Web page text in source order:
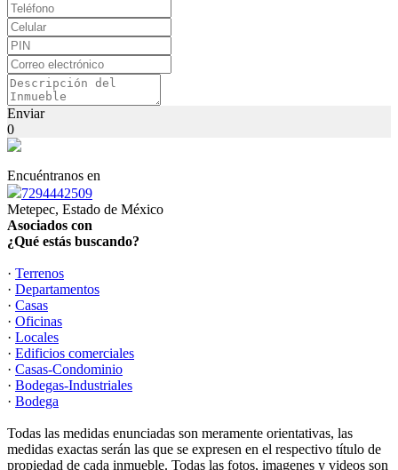
Enviar
0
Encuéntranos en
7294442509
Metepec, Estado de México
Asociados con
¿Qué estás buscando?
· Terrenos
· Departamentos
· Casas
· Oficinas
· Locales
· Edificios comerciales
· Casas-Condominio
· Bodegas-Industriales
· Bodega
Todas las medidas enunciadas son meramente orientativas, las
medidas exactas serán las que se expresen en el respectivo título de
propiedad de cada inmueble. Todas las fotos, imagenes y videos son